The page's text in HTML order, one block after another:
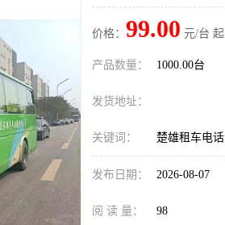
价格： 99.00 元/台 起
产品数量： 1000.00台
发货地址：
关键词： 楚雄租车电话
发布日期： 2026-08-07
阅 读 量： 98